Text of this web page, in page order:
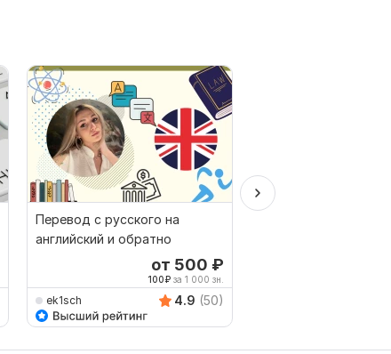
Перевод с русского на
английский и обратно
от 500 ₽
100₽ за 1 000 зн.
ek1sch 4.9 (50)